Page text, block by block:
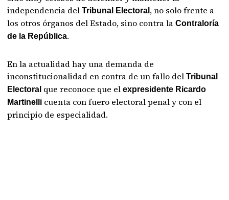
independencia delTribunal Electoral , no solo frente a
los otros órganos del Estado, sino contra laContraloría
de la República.
En la actualidad hay una demanda de
inconstitucionalidad en contra de un fallo del Tribunal
Electoral que reconoce que elexpresidente Ricardo
Martinelli cuenta con fuero electoral penal y con el
principio de especialidad.